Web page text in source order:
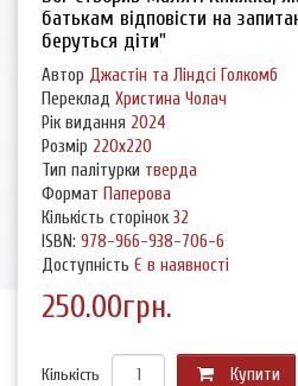
батькам відповісти на
беруться діти"
Автор Джастін та Ліндсі Голкомб
Переклад Христина Чолач
Рік видання 2024
Розмір 220х220
Тип палітурки тверда
Формат Паперова
Кількість сторінок 32
ISBN: 978-966-938-706-6
Доступність Є в наявності
250.00грн.
Кількість Купити